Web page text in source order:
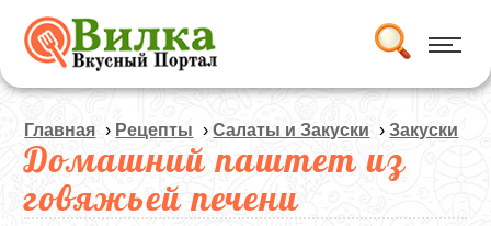
Главная › Рецепты ›Салаты и Закуски ›Закуски
Домашний паштет из
говяжьей печени